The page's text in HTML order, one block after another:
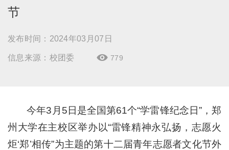
节
发布时间：2024年03月07日
信息来源：校团委  779
今年3月5日是全国第61个“学雷锋纪念日”，郑
州大学在主校区举办以“雷锋精神永弘扬，志愿火
炬‘郑’相传”为主题的第十二届青年志愿者文化节外